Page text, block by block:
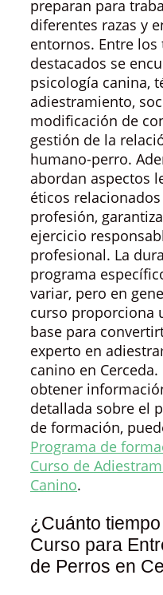
preparan para
diferentes razas y
entornos. Entre los
destacados se
psicología canina,
adiestramiento,
modificación de
gestión de la
humano-perro.
abordan aspectos
éticos
profesión,
ejercicio
profesional. La
programa
variar, pero en
curso proporciona
base para
experto en
canino en Cerceda.
obtener
detallada sobre el
de formación,
Programa de
Curso de
Canino.
¿Cuánto
Curso para
de Perros en